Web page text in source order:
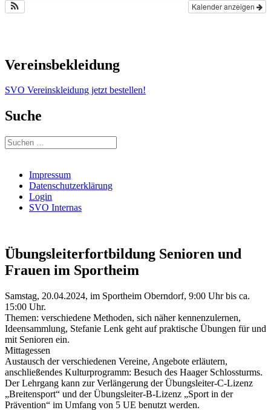
Kalender anzeigen
Vereinsbekleidung
SVO Vereinskleidung jetzt bestellen!
Suche
Suchen
nach:
Impressum
Datenschutzerklärung
Login
SVO Internas
Übungsleiterfortbildung Senioren und
Frauen im Sportheim
Samstag, 20.04.2024, im Sportheim Oberndorf, 9:00 Uhr bis ca.
15:00 Uhr.
Themen: verschiedene Methoden, sich näher kennenzulernen,
Ideensammlung, Stefanie Lenk geht auf praktische Übungen für und
mit Senioren ein.
Mittagessen
Austausch der verschiedenen Vereine, Angebote erläutern,
anschließendes Kulturprogramm: Besuch des Haager Schlossturms.
Der Lehrgang kann zur Verlängerung der Übungsleiter-C-Lizenz
„Breitensport“ und der Übungsleiter-B-Lizenz „Sport in der
Prävention“ im Umfang von 5 UE benutzt werden.